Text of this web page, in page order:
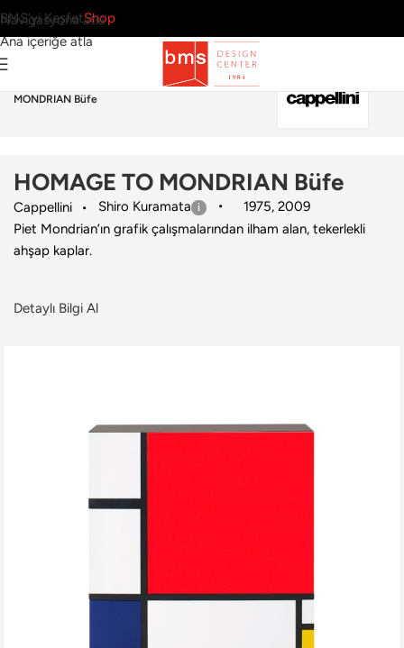
Navigasyona atla
Ana içeriğe atla
BMS’yi KeşfetShop
Cappellini›HOMAGE TO
MONDRIAN Büfe
HOMAGE TO MONDRIAN Büfe
Cappellini Shiro Kuramata 1975,2009
Piet Mondrian’ın grafik çalışmalarından ilham alan, tekerlekli
ahşap kaplar.
Detaylı Bilgi Al